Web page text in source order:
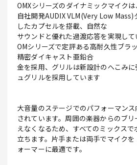
OMXシリーズのダイナミックマイク
自社開発AUDIX VLM(Very Low Mass)
したカプセルを搭載、自然な
サウンドと優れた過渡応答を実現し
OMシリーズで定評ある高耐久性ブラ
精密ダイキャスト亜鉛合
金を採用、グリルは新設計のへこみ
ュグリルを採用しています
大音量のステージでのパフォーマン
されています。周囲の楽器からのブ
えなくなるため、すべてのミックス
立ちます。片手または両手でマイク
ォーマーに最適です。